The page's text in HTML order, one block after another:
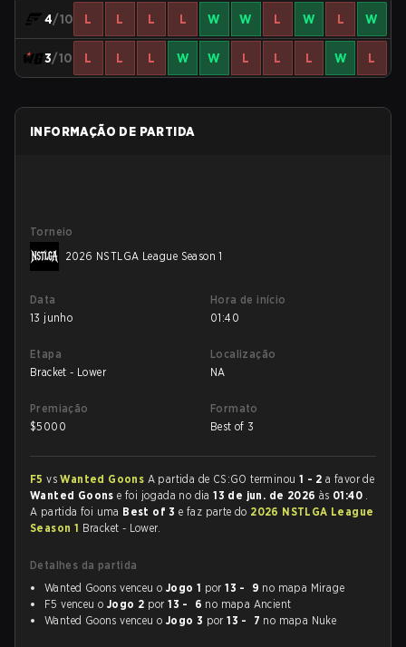
4/10 L L L L W W L W L W
3/10 L L L W W L L L W L
INFORMAÇÃO DE PARTIDA
Torneio
2026 NSTLGA League Season 1
Data
13 junho
Hora de início
01:40
Etapa
Bracket - Lower
Localização
NA
Premiação
$5000
Formato
Best of 3
F5vsWanted Goons A partida de CS:GO terminou 1 - 2 a favor de
Wanted Goonse foi jogada no dia13 de jun. de 2026 às 01:40 .
A partida foi uma Best of 3e faz parte do 2026 NSTLGA League
Season 1 Bracket - Lower.
Detalhes da partida
Wanted Goons venceu o Jogo 1 por13 - 9 no mapa Mirage
F5 venceu o Jogo 2 por13 - 6 no mapa Ancient
Wanted Goons venceu o Jogo 3 por13 - 7 no mapa Nuke